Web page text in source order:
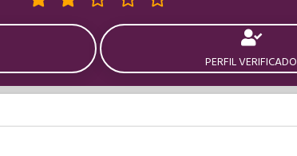
PERFIL VERIFICADO